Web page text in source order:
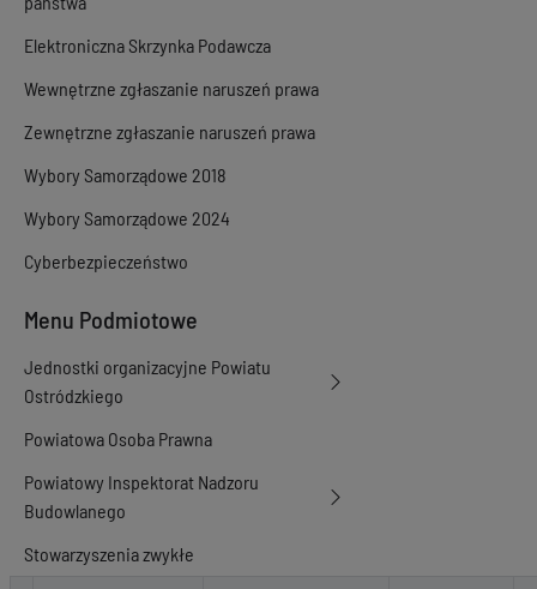
Elektroniczna Skrzynka Podawcza
Wewnętrzne zgłaszanie naruszeń prawa
Zewnętrzne zgłaszanie naruszeń prawa
Wybory Samorządowe 2018
Wybory Samorządowe 2024
Cyberbezpieczeństwo
Menu Podmiotowe
Jednostki organizacyjne Powiatu
Ostródzkiego
Powiatowa Osoba Prawna
Powiatowy Inspektorat Nadzoru
Budowlanego
Stowarzyszenia zwykłe